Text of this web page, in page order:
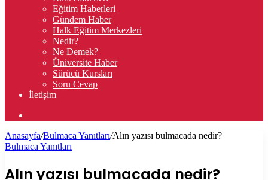
Eğitim Haberleri
Gündem Haber
Halk Eğitim Merkezleri
Nedir?
Ne Demek?
Üniversite Haber
Sürücü Kursları
Soru Cevap
İletişim
...
Anasayfa/Bulmaca Yanıtları/Alın yazısı bulmacada nedir?
Bulmaca Yanıtları
Alın yazısı bulmacada nedir?